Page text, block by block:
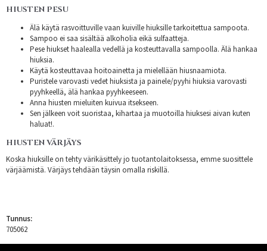
HIUSTEN PESU
Älä käytä rasvoittuville vaan kuiville hiuksille tarkoitettua sampoota.
Sampoo ei saa sisältää alkoholia eikä sulfaatteja.
Pese hiukset haalealla vedellä ja kosteuttavalla sampoolla. Älä hankaa
hiuksia.
Käytä kosteuttavaa hoitoainetta ja mielellään hiusnaamiota.
Puristele varovasti vedet hiuksista ja painele/pyyhi hiuksia varovasti
pyyhkeellä, älä hankaa pyyhkeeseen.
Anna hiusten mieluiten kuivua itsekseen.
Sen jälkeen voit suoristaa, kihartaa ja muotoilla hiuksesi aivan kuten
haluat!.
HIUSTEN VÄRJÄYS
Koska hiuksille on tehty värikäsittely jo tuotantolaitoksessa, emme suosittele
värjäämistä. Värjäys tehdään täysin omalla riskillä.
Tunnus:
705062